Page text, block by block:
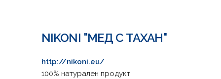
NIKONI "МЕД С ТАХАН"
http://nikoni.eu/
100% натурален продукт